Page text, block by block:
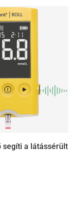
segíti a látássérült